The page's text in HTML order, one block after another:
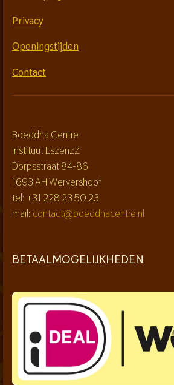
Privacy
Openingstijden
Contact
Boeddha Centre
Instituut EszenzZ
Dorpsstraat 84-86
1693 AH Wervershoof
tel: +31 228 23 50 23
mail: contact@boeddhacentre.nl
BETAALMOGELIJKHEDEN